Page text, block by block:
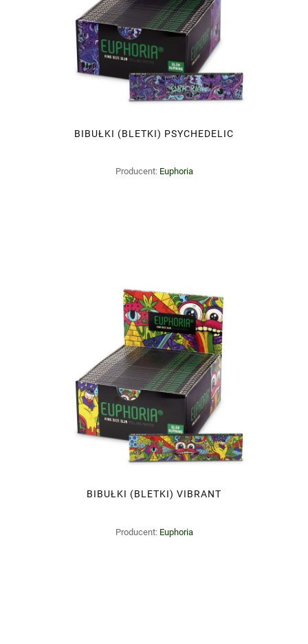
BIBUŁKI (BLETKI) PSYCHEDELIC
Producent: Euphoria
BIBUŁKI (BLETKI) VIBRANT
Producent: Euphoria